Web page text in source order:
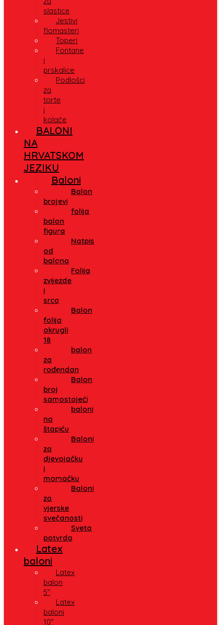
slastice
Jestivi
flomasteri
Toperi
Fontane
i
prskalice
Podlošci
za
torte
i
kolače
BALONI
NA
HRVATSKOM
JEZIKU
Baloni
Balon
brojevi
folija
balon
figura
Natpis
od
balona
Folija
zvijezde
i
srca
Balon
folija
okrugli
18
balon
za
rođendan
Balon
broj
samostojeći
baloni
na
štapiću
Baloni
za
djevojačku
i
momačku
Baloni
za
vjerske
svečanosti
Sveta
potvrda
Latex
baloni
Latex
balon
5″
Latex
baloni
10″